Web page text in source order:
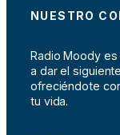
NUESTRO
Radio Moody
a dar el
ofreciéndote
tu vida.